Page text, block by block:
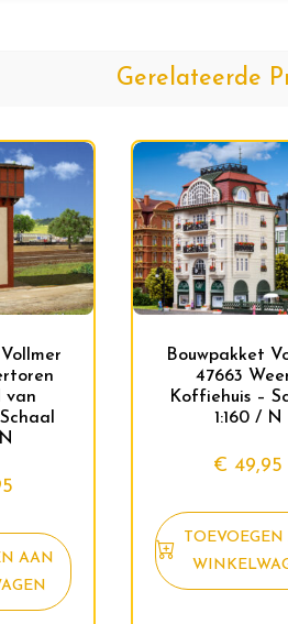
Gerelateerde
van
AAN
Bouwpakket
47663
Koffiehuis –
1:160 / N
€ 49,95
TOEVOEGEN